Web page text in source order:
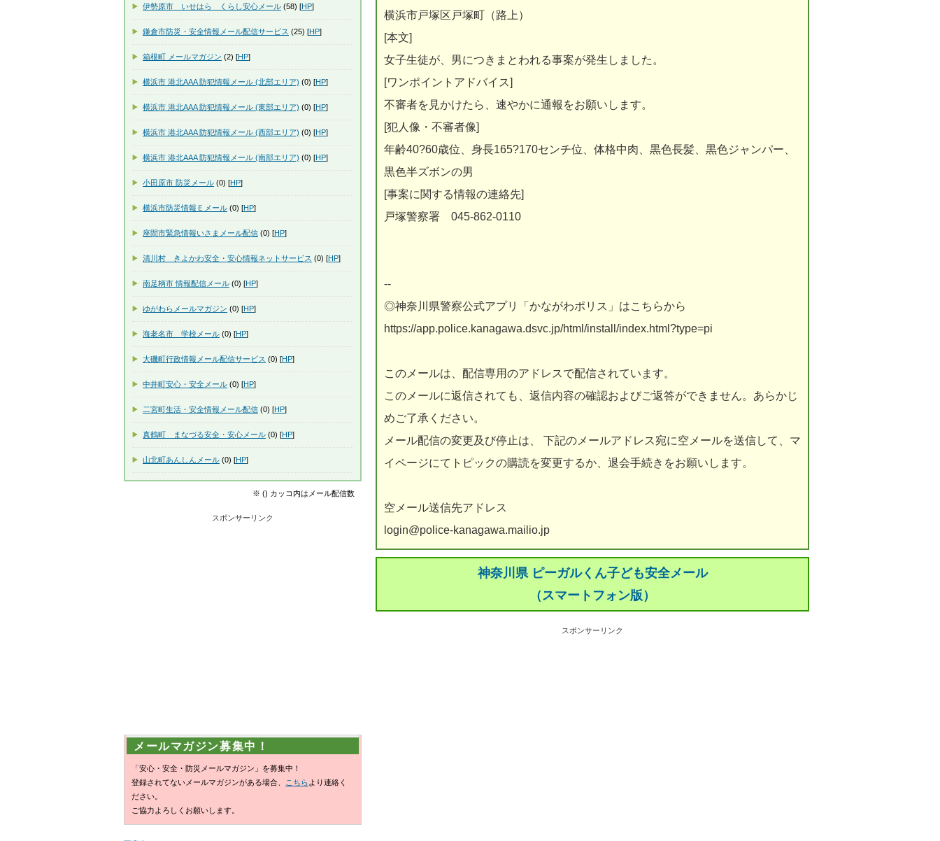
横浜市戸塚区戸塚町（路上）
[本文]
女子生徒が、男につきまとわれる事案が発生しました。
[ワンポイントアドバイス]
不審者を見かけたら、速やかに通報をお願いします。
[犯人像・不審者像]
年齢40?60歳位、身長165?170センチ位、体格中肉、黒色長髪、黒色ジャンパー、
黒色半ズボンの男
[事案に関する情報の連絡先]
戸塚警察署 045‐862‐0110
--
◎神奈川県警察公式アプリ「かながわポリス」はこちらから
https://app.police.kanagawa.dsvc.jp/html/install/index.html?type=pi
このメールは、配信専用のアドレスで配信されています。
このメールに返信されても、返信内容の確認およびご返答ができません。あらかじ
めご了承ください。
メール配信の変更及び停止は、 下記のメールアドレス宛に空メールを送信して、マ
イページにてトピックの購読を変更するか、退会手続きをお願いします。
空メール送信先アドレス
login@police-kanagawa.mailio.jp
神奈川県 ピーガルくん子ども安全メール
（スマートフォン版）
スポンサーリンク
伊勢原市 いせはら くらし安心メール (58) [HP]
鎌倉市防災・安全情報メール配信サービス (25) [HP]
箱根町 メールマガジン (2) [HP]
横浜市 港北AAA 防犯情報メール (北部エリア) (0) [HP]
横浜市 港北AAA 防犯情報メール (東部エリア) (0) [HP]
横浜市 港北AAA 防犯情報メール (西部エリア) (0) [HP]
横浜市 港北AAA 防犯情報メール (南部エリア) (0) [HP]
小田原市 防災メール (0) [HP]
横浜市防災情報Ｅメール (0) [HP]
座間市緊急情報いさまメール配信 (0) [HP]
清川村 きよかわ安全・安心情報ネットサービス (0) [HP]
南足柄市 情報配信メール (0) [HP]
ゆがわらメールマガジン (0) [HP]
海老名市 学校メール (0) [HP]
大磯町行政情報メール配信サービス (0) [HP]
中井町安心・安全メール (0) [HP]
二宮町生活・安全情報メール配信 (0) [HP]
真鶴町 まなづる安全・安心メール (0) [HP]
山北町あんしんメール (0) [HP]
※ () カッコ内はメール配信数
スポンサーリンク
メールマガジン募集中！
「安心・安全・防災メールマガジン」を募集中！
登録されてないメールマガジンがある場合、
こちら より連絡く
ださい。
ご協力よろしくお願いします。